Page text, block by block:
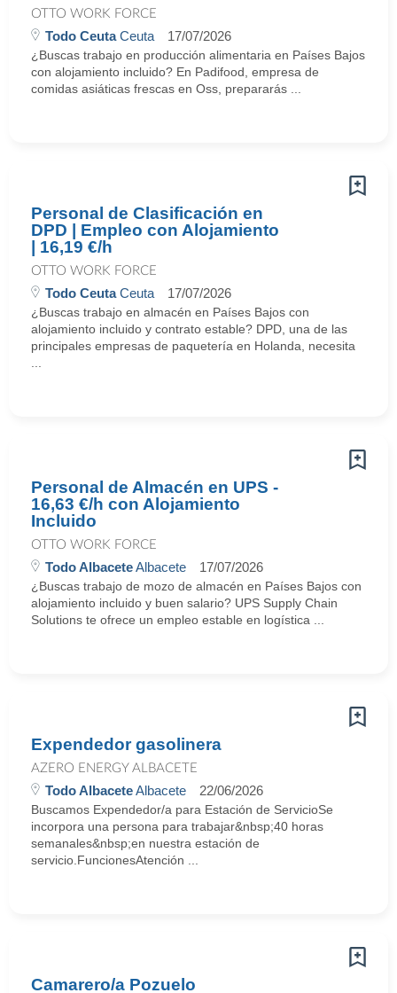
OTTO WORK FORCE
Todo CeutaCeuta 17/07/2026
¿Buscas trabajo en producción alimentaria en Países Bajos
con alojamiento incluido? En Padifood, empresa de
comidas asiáticas frescas en Oss, prepararás ...
Personal de Clasificación en
DPD | Empleo con Alojamiento
| 16,19 €/h
OTTO WORK FORCE
Todo CeutaCeuta 17/07/2026
¿Buscas trabajo en almacén en Países Bajos con
alojamiento incluido y contrato estable? DPD, una de las
principales empresas de paquetería en Holanda, necesita
Personal de Almacén en UPS -
16,63 €/h con Alojamiento
Incluido
OTTO WORK FORCE
Todo AlbaceteAlbacete 17/07/2026
¿Buscas trabajo de mozo de almacén en Países Bajos con
alojamiento incluido y buen salario? UPS Supply Chain
Solutions te ofrece un empleo estable en logística ...
Expendedor gasolinera
AZERO ENERGY ALBACETE
Todo AlbaceteAlbacete 22/06/2026
Buscamos Expendedor/a para Estación de ServicioSe
incorpora una persona para trabajar&nbsp;40 horas
semanales&nbsp;en nuestra estación de
servicio.FuncionesAtención ...
Camarero/a Pozuelo